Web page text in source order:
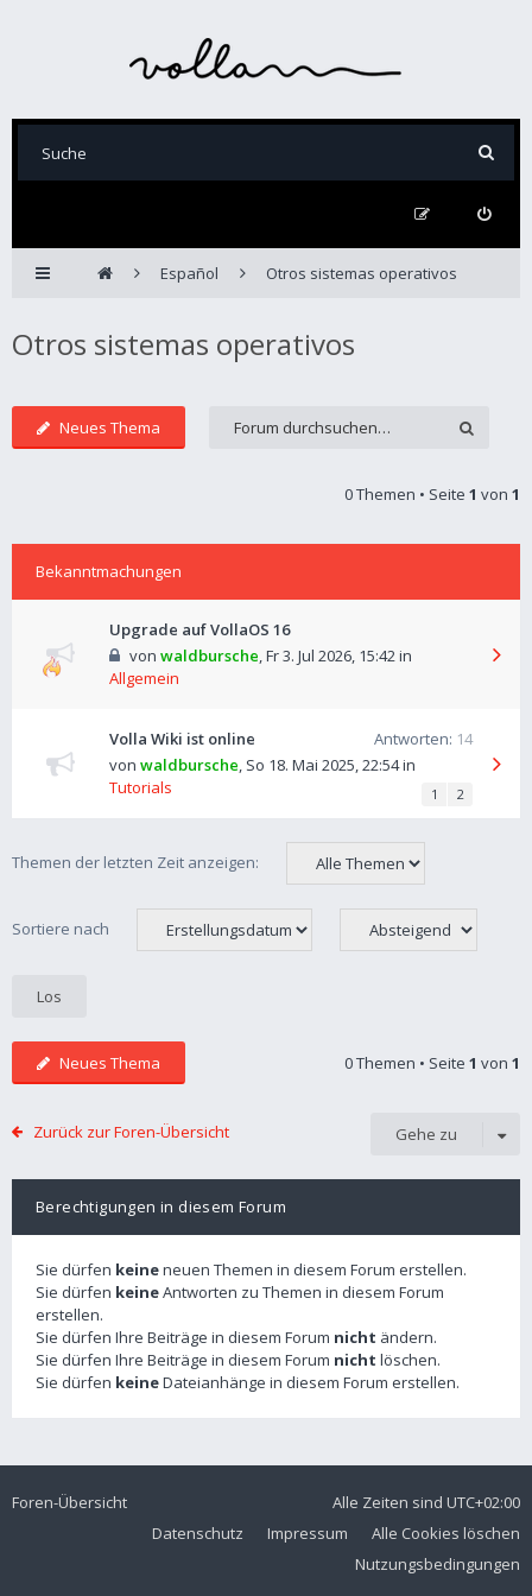
Español Otros sistemas operativos
Otros sistemas operativos
Neues Thema
0 Themen • Seite 1 von 1
Bekanntmachungen
Upgrade auf VollaOS 16
von waldbursche,Fr 3. Jul 2026, 15:42in
Allgemein
Volla Wiki ist online Antworten: 14
von waldbursche, So 18. Mai 2025, 22:54in
Tutorials
1 2
Themen der letzten Zeit anzeigen:
Sortiere nach
Neues Thema 0 Themen • Seite 1 von 1
Zurück zur Foren-Übersicht Gehe zu
Berechtigungen in diesem Forum
Sie dürfen keineneuen Themen in diesem Forum erstellen.
Sie dürfen keineAntworten zu Themen in diesem Forum
erstellen.
Sie dürfen Ihre Beiträge in diesem Forum nicht ändern.
Sie dürfen Ihre Beiträge in diesem Forum nicht löschen.
Sie dürfen keineDateianhänge in diesem Forum erstellen.
Foren-Übersicht Alle Zeiten sind UTC+02:00
Alle Cookies löschen
Impressum
Datenschutz
Nutzungsbedingungen